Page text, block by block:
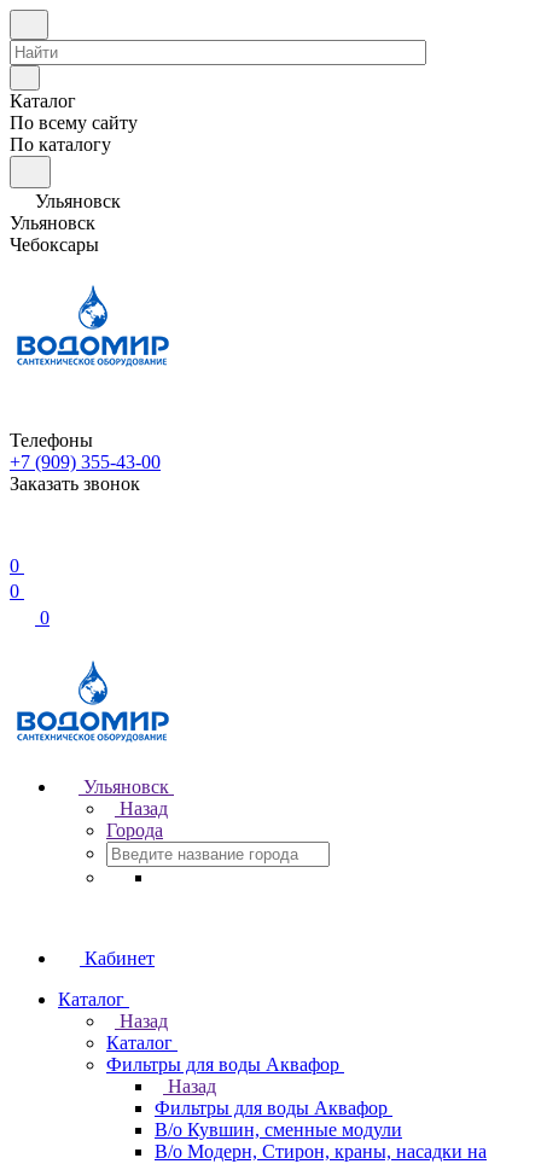
Каталог
По всему сайту
По каталогу
Ульяновск
Ульяновск
Чебоксары
Телефоны
+7 (909) 355-43-00
Заказать звонок
0
0
0
Ульяновск
Назад
Города
Кабинет
Каталог
Назад
Каталог
Фильтры для воды Аквафор
Назад
Фильтры для воды Аквафор
В/о Кувшин, сменные модули
В/о Модерн, Стирон, краны, насадки на